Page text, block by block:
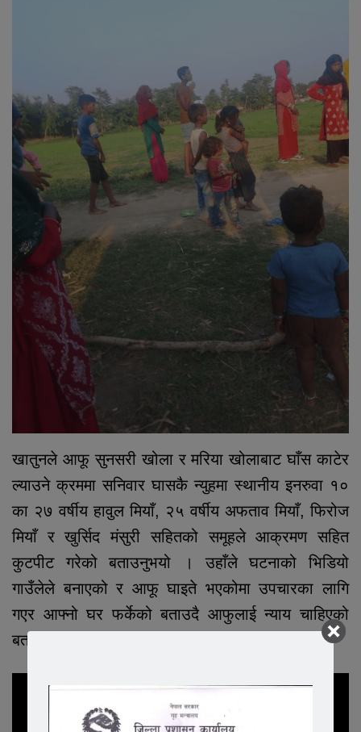
खातुनले आफू सुनसरी खोला र मरिया खोलाबाट घाँस काटेर
ल्याउने क्रममा सनिवार घासकै न्युहमा स्थानीय इनरुवा १०
का २७ वर्षीय हावुल मियाँ, २५ वर्षीय अफताव मियाँ, फिरोज
मियाँ र खुर्सिद मंसुरी सहितको समूहले आक्रमण सहित
कुटपीट गरेको बताउनुभयो । उहाँले घटनाको भिडियो
गाउँलेले बनाएको र आफू घाइते भएकोमा उपचारका लागि
गएर आफ्नो घर फर्केको बताउदै आफुलाई न्याय चाहिएको
बताउनुभएको छ ।